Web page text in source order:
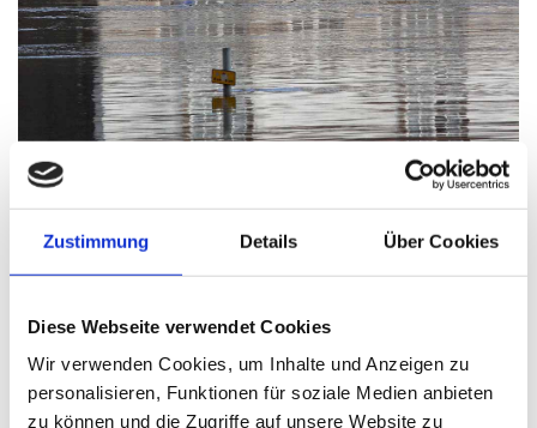
Zustimmung Details Über Cookies
Diese Webseite verwendet Cookies
Wir verwenden Cookies, um Inhalte und Anzeigen zu
personalisieren, Funktionen für soziale Medien anbieten
zu können und die Zugriffe auf unsere Website zu
Sicherheit und Vielseitigkeit
Neben Hoch­was­ser­schutz­fens­tern — Ahaus spielt
auch der Ein­bruch­schutz eine große Rolle. Unser fle­xi­
bles Team ent­wi­ckelt für Sie pas­sen­de Kon­zep­te,